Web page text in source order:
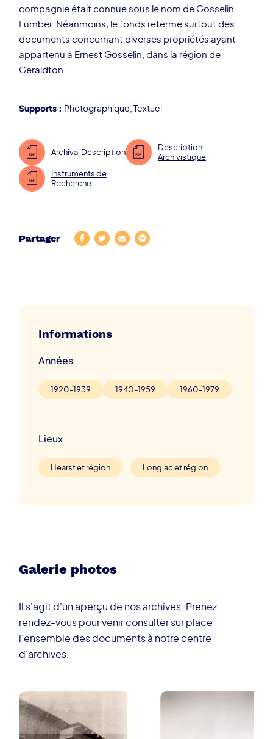
compagnie était connue sous le nom de Gosselin
Lumber. Néanmoins, le fonds referme surtout des
documents concernant diverses propriétés ayant
appartenu à Ernest Gosselin, dans la région de
Geraldton.
Supports : Photographique Textuel
Archival Description
Description
Archivistique
Instruments de
Recherche
Partager
Informations
Années
1920-1939 1940-1959 1960-1979
Lieux
Hearst et région Longlac et région
Galerie photos
Il s'agit d'un aperçu de nos archives. Prenez
rendez-vous pour venir consulter sur place
l'ensemble des documents à notre centre
d'archives.